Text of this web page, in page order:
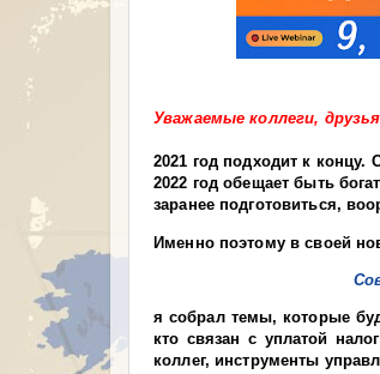
Уважаемые коллеги,
2021 год подходит к
2022 год обещает быть
заранее подготовиться,
Именно поэтому в своей
я собрал темы, которые
кто связан с уплатой
коллег, инструменты